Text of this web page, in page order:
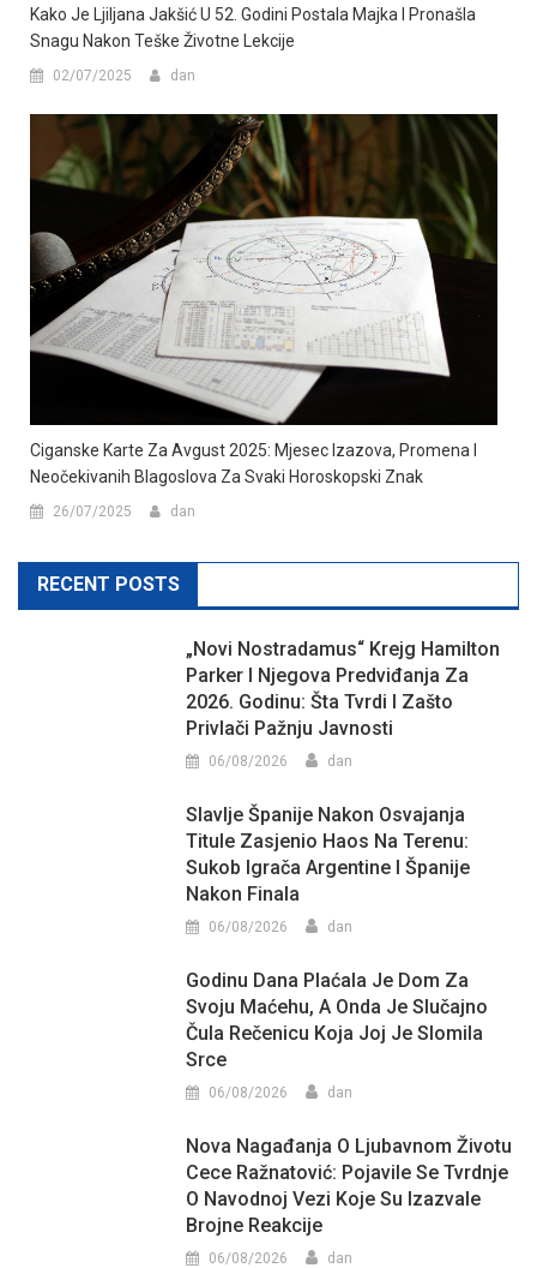
Kako Je Ljiljana Jakšić U 52. Godini Postala Majka I Pronašla
Snagu Nakon Teške Životne Lekcije
02/07/2025 dan
Ciganske Karte Za Avgust 2025: Mjesec Izazova, Promena I
Neočekivanih Blagoslova Za Svaki Horoskopski Znak
26/07/2025 dan
RECENT POSTS
„Novi Nostradamus“ Krejg Hamilton
Parker I Njegova Predviđanja Za
2026. Godinu: Šta Tvrdi I Zašto
Privlači Pažnju Javnosti
06/08/2026 dan
Slavlje Španije Nakon Osvajanja
Titule Zasjenio Haos Na Terenu:
Sukob Igrača Argentine I Španije
Nakon Finala
06/08/2026 dan
Godinu Dana Plaćala Je Dom Za
Svoju Maćehu, A Onda Je Slučajno
Čula Rečenicu Koja Joj Je Slomila
Srce
06/08/2026 dan
Nova Nagađanja O Ljubavnom Životu
Cece Ražnatović: Pojavile Se Tvrdnje
O Navodnoj Vezi Koje Su Izazvale
Brojne Reakcije
06/08/2026 dan